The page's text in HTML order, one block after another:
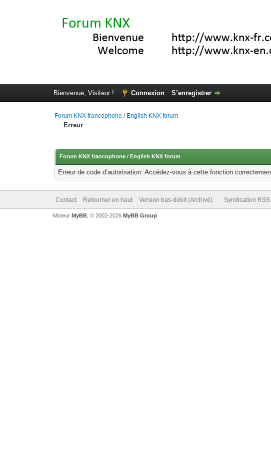
Bienvenue, Visiteur ! Connexion S’enregistrer
Forum KNX francophone / English KNX forum
Erreur
Forum KNX francophone / English KNX forum
Erreur de code d’autorisation. Accédez-vous à cette fonction
Contact Retourner en haut Version bas-débit (Archivé) Syndication RSS
Moteur MyBB, © 2002-2026 MyBB Group.